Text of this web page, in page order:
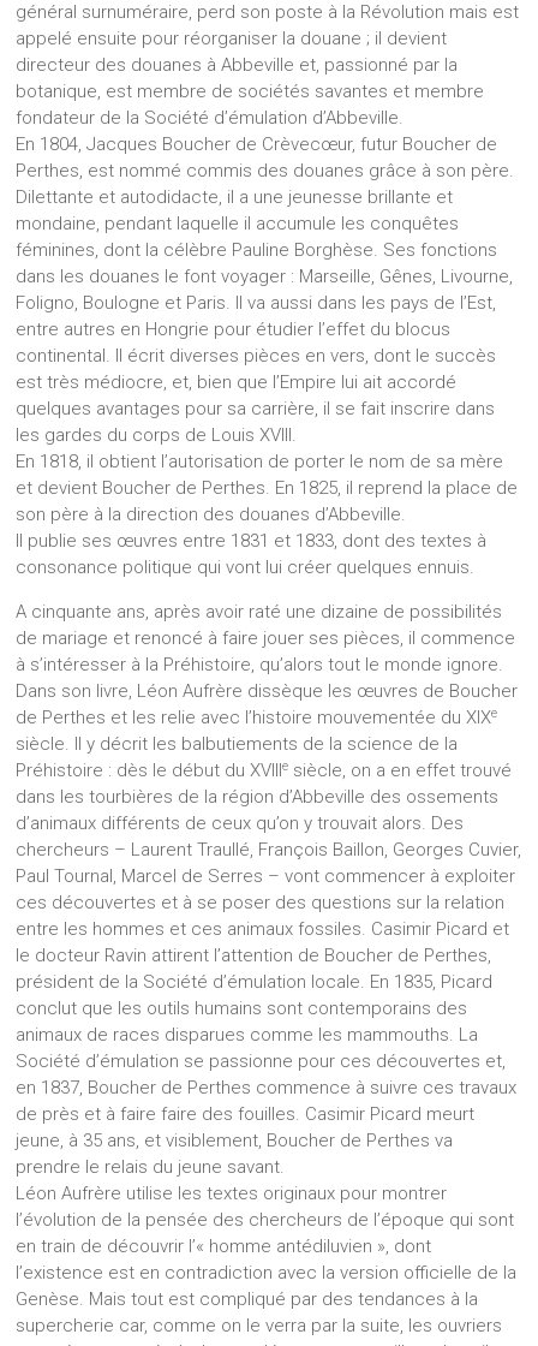
général surnuméraire, perd son poste à la Révolution mais est
appelé ensuite pour réorganiser la douane ; il devient
directeur des douanes à Abbeville et, passionné par la
botanique, est membre de sociétés savantes et membre
fondateur de la Société d’émulation d’Abbeville.
En 1804, Jacques Boucher de Crèvecœur, futur Boucher de
Perthes, est nommé commis des douanes grâce à son père.
Dilettante et autodidacte, il a une jeunesse brillante et
mondaine, pendant laquelle il accumule les conquêtes
féminines, dont la célèbre Pauline Borghèse. Ses fonctions
dans les douanes le font voyager : Marseille, Gênes, Livourne,
Foligno, Boulogne et Paris. Il va aussi dans les pays de l’Est,
entre autres en Hongrie pour étudier l’effet du blocus
continental. Il écrit diverses pièces en vers, dont le succès
est très médiocre, et, bien que l’Empire lui ait accordé
quelques avantages pour sa carrière, il se fait inscrire dans
les gardes du corps de Louis XVIII.
En 1818, il obtient l’autorisation de porter le nom de sa mère
et devient Boucher de Perthes. En 1825, il reprend la place de
son père à la direction des douanes d’Abbeville.
Il publie ses œuvres entre 1831 et 1833, dont des textes à
consonance politique qui vont lui créer quelques ennuis.
A cinquante ans, après avoir raté une dizaine de possibilités
de mariage et renoncé à faire jouer ses pièces, il commence
à s’intéresser à la Préhistoire, qu’alors tout le monde ignore.
Dans son livre, Léon Aufrère dissèque les œuvres de Boucher
de Perthes et les relie avec l’histoire mouvementée du XIXe
siècle. Il y décrit les balbutiements de la science de la
Préhistoire : dès le début du XVIIIe siècle, on a en effet trouvé
dans les tourbières de la région d’Abbeville des ossements
d’animaux différents de ceux qu’on y trouvait alors. Des
chercheurs – Laurent Traullé, François Baillon, Georges Cuvier,
Paul Tournal, Marcel de Serres – vont commencer à exploiter
ces découvertes et à se poser des questions sur la relation
entre les hommes et ces animaux fossiles. Casimir Picard et
le docteur Ravin attirent l’attention de Boucher de Perthes,
président de la Société d’émulation locale. En 1835, Picard
conclut que les outils humains sont contemporains des
animaux de races disparues comme les mammouths. La
Société d’émulation se passionne pour ces découvertes et,
en 1837, Boucher de Perthes commence à suivre ces travaux
de près et à faire faire des fouilles. Casimir Picard meurt
jeune, à 35 ans, et visiblement, Boucher de Perthes va
prendre le relais du jeune savant.
Léon Aufrère utilise les textes originaux pour montrer
l’évolution de la pensée des chercheurs de l’époque qui sont
en train de découvrir l’« homme antédiluvien », dont
l’existence est en contradiction avec la version officielle de la
Genèse. Mais tout est compliqué par des tendances à la
supercherie car, comme on le verra par la suite, les ouvriers